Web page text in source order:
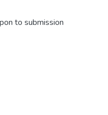
to submission